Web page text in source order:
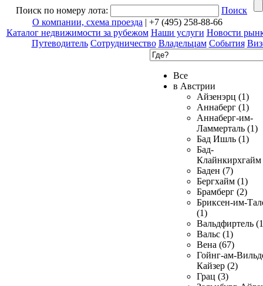
Поиск по номеру лота:
Поиск
О компании, схема проезда | +7 (495) 258-88-66
Каталог недвижимости за рубежом Наши услуги Новости
Путеводитель Сотрудничество Владельцам События
Все
в Австрии
Айзенэрц (1)
Аннаберг (1)
Аннаберг-им-
Ламмерталь (1)
Бад Ишль (1)
Бад-
Клайнкирхгайм
Баден (7)
Бергхайм (1)
Брамберг (2)
Бриксен-им-
(1)
Вальдфиртель
Вальс (1)
Вена (67)
Гойнг-ам-
Кайзер (2)
Грац (3)